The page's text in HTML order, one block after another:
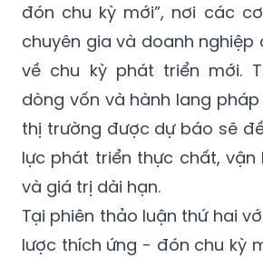
đón chu kỳ mới”, nơi các
chuyên gia và doanh nghiệp
về chu kỳ phát triển mới.
dòng vốn và hành lang
thị trường được dự báo sẽ
lực phát triển thực chất, vận
và giá trị dài hạn.
Tại phiên thảo luận thứ hai
lược thích ứng - đón chu kỳ